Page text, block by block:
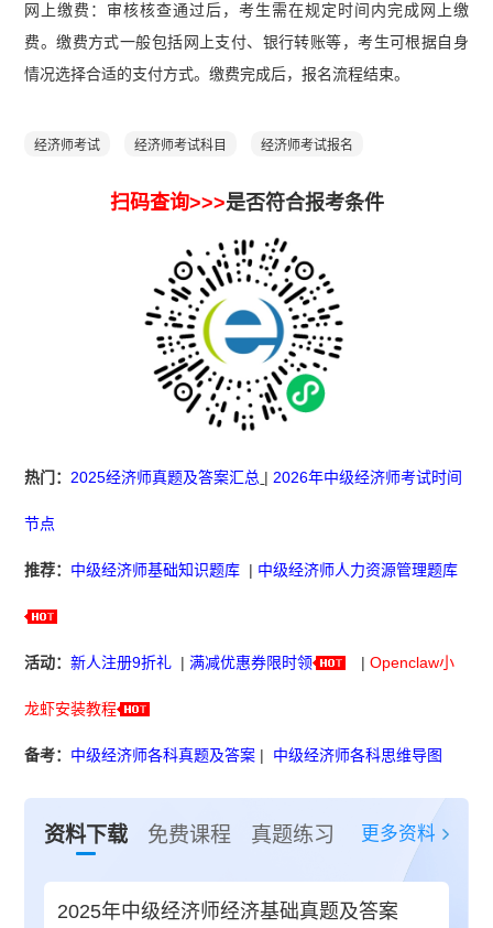
网上缴费：审核核查通过后，考生需在规定时间内完成网上缴
费。缴费方式一般包括网上支付、银行转账等，考生可根据自身
情况选择合适的支付方式。缴费完成后，报名流程结束。
经济师考试 经济师考试科目 经济师考试报名
扫码查询>>>是否符合报考条件
热门：2025经济师真题及答案汇总 |2026年中级经济师考试时间
节点
推荐： 中级经济师基础知识题库 | 中级经济师人力资源管理题库
活动：新人注册9折礼 |满减优惠券限时领 |Openclaw小
龙虾安装教程
备考： 中级经济师各科真题及答案 | 中级经济师各科思维导图
资料下载 免费课程 真题练习 更多资料
2025年中级经济师经济基础真题及答案